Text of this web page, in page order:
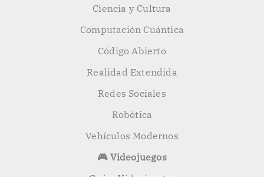
Ciencia y Cultura
Computación Cuántica
Código Abierto
Realidad Extendida
Redes Sociales
Robótica
Vehículos Modernos
🎮 Videojuegos